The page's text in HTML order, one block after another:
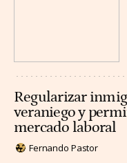
Regularizar
veraniego y
mercado laboral
Fernando Pastor